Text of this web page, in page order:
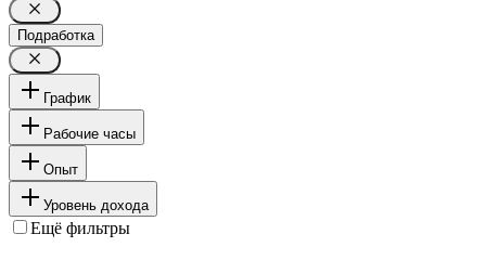
Подработка
График
Рабочие часы
Опыт
Уровень дохода
Ещё фильтры